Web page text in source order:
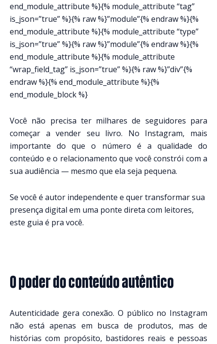
end_module_attribute %}{% module_attribute “tag”
is_json=”true” %}{% raw %}”module”{% endraw %}{%
end_module_attribute %}{% module_attribute “type”
is_json=”true” %}{% raw %}”module”{% endraw %}{%
end_module_attribute %}{% module_attribute
“wrap_field_tag” is_json=”true” %}{% raw %}”div”{%
endraw %}{% end_module_attribute %}{%
end_module_block %}
Você não precisa ter milhares de seguidores para
começar a vender seu livro. No Instagram, mais
importante do que o número é a qualidade do
conteúdo e o relacionamento que você constrói com a
sua audiência — mesmo que ela seja pequena.
Se você é autor independente e quer transformar sua
presença digital em uma ponte direta com leitores,
este guia é pra você.
O poder do conteúdo autêntico
Autenticidade gera conexão. O público no Instagram
não está apenas em busca de produtos, mas de
histórias com propósito, bastidores reais e pessoas